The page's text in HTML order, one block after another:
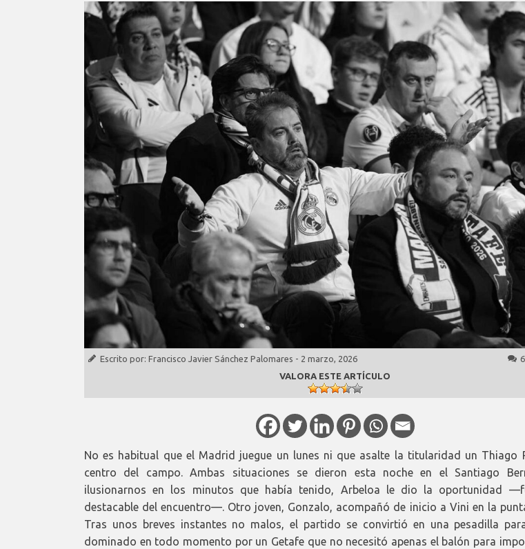
Escrito por: Francisco Javier Sánchez Palomares - 2 marzo, 2026
VALORA ESTE ARTÍCULO
No es habitual que el Madrid juegue un lunes ni que asalte la titularidad un Thiago
centro del campo. Ambas situaciones se dieron esta noche en el Santiago
ilusionarnos en los minutos que había tenido, Arbeloa le dio la oportunidad
destacable del encuentro—. Otro joven, Gonzalo, acompañó de inicio a Vini en la
Tras unos breves instantes no malos, el partido se convirtió en una pesadilla
dominado en todo momento por un Getafe que no necesitó apenas el balón para